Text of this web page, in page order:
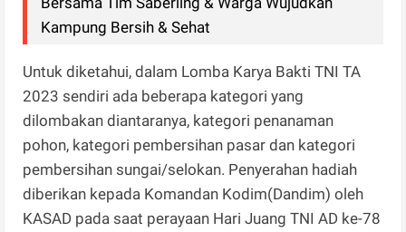
Kampung Bersih & Sehat
Untuk diketahui, dalam Lomba Karya Bakti TNI TA
2023 sendiri ada beberapa kategori yang
dilombakan diantaranya, kategori penanaman
pohon, kategori pembersihan pasar dan kategori
pembersihan sungai/selokan. Penyerahan hadiah
diberikan kepada Komandan Kodim(Dandim) oleh
KASAD pada saat perayaan Hari Juang TNI AD ke-78